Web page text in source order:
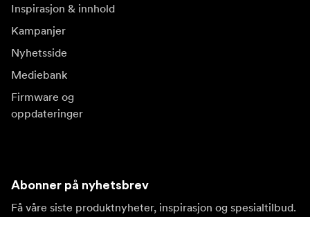
Inspirasjon & innhold
Kampanjer
Nyhetsside
Mediebank
Firmware og
oppdateringer
Abonner på nyhetsbrev
Få våre siste produktnyheter, inspirasjon og spesialtilbud.